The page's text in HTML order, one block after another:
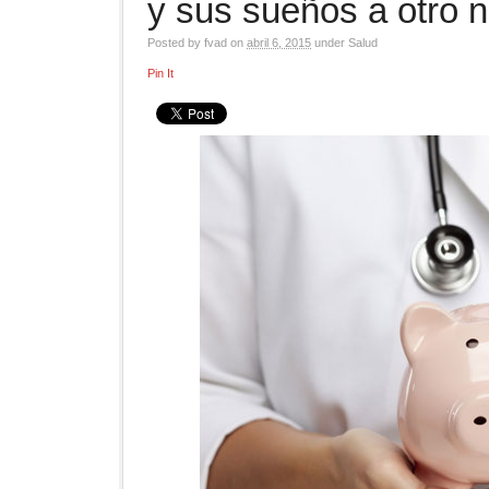
y sus sueños a otro
Posted byfvad onabril 6, 2015 underSalud
Pin It